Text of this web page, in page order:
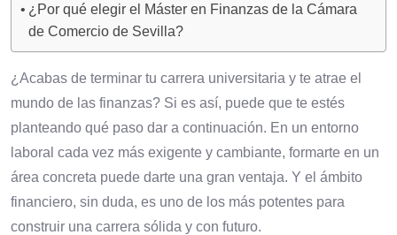
¿Por qué elegir el Máster en Finanzas de la Cámara
de Comercio de Sevilla?
¿Acabas de terminar tu carrera universitaria y te atrae el
mundo de las finanzas? Si es así, puede que te estés
planteando qué paso dar a continuación. En un entorno
laboral cada vez más exigente y cambiante, formarte en un
área concreta puede darte una gran ventaja. Y el ámbito
financiero, sin duda, es uno de los más potentes para
construir una carrera sólida y con futuro.